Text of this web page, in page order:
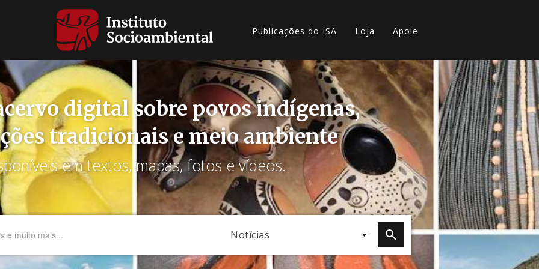
Publicações do ISA Loja Apoie
digital sobre povos indígenas,
tradicionais e meio ambiente
em textos, mapas, fotos e vídeos.
Notícias